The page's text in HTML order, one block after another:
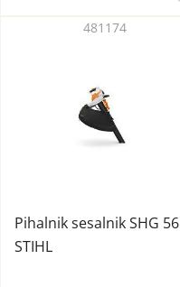
Pihalnik sesalnik SHG 56
STIHL
481174